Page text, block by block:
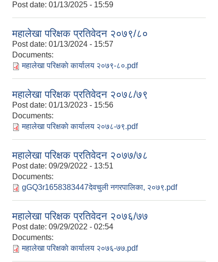
Post date: 01/13/2025 - 15:59
महालेखा परिक्षक प्रतिवेदन २०७९/८०
Post date: 01/13/2024 - 15:57
Documents:
महालेखा परिक्षकाे कार्यालय २०७९-८०.pdf
महालेखा परिक्षक प्रतिवेदन २०७८/७९
Post date: 01/13/2023 - 15:56
Documents:
महालेखा परिक्षकाे कार्यालय २०७८-७९.pdf
महालेखा परिक्षक प्रतिवेदन २०७७/७८
Post date: 09/29/2022 - 13:51
Documents:
gGQ3r1658383447देवचुली नगरपालिका, २०७९.pdf
महालेखा परिक्षक प्रतिवेदन २०७६/७७
Post date: 09/29/2022 - 02:54
Documents:
महालेखा परिक्षकाे कार्यालय २०७६-७७.pdf